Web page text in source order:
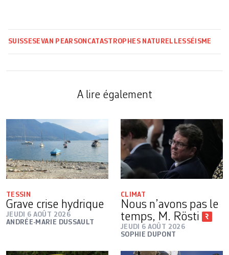
SUISSESEVAN PEARSON CATASTROPHES NATURELLESSÉISME
A lire également
TESSIN
Grave crise hydrique
JEUDI 6 AOÛT 2026
ANDRÉE-MARIE DUSSAULT
CLIMAT
Nous n’avons pas le
temps, M. Rösti
JEUDI 6 AOÛT 2026
SOPHIE DUPONT